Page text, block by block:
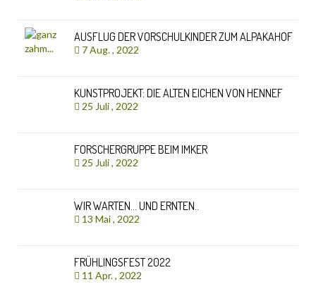
AUSFLUG DER VORSCHULKINDER ZUM ALPAKAHOF
7 Aug. , 2022
KUNSTPROJEKT: DIE ALTEN EICHEN VON HENNEF
25 Juli , 2022
FORSCHERGRUPPE BEIM IMKER
25 Juli , 2022
WIR WARTEN… UND ERNTEN..
13 Mai , 2022
FRÜHLINGSFEST 2022
11 Apr. , 2022